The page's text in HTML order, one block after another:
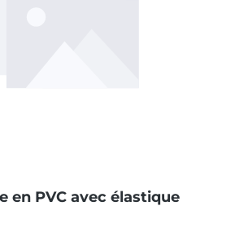
en PVC avec élastique